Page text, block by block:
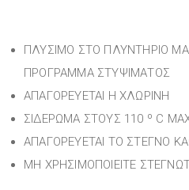
ΠΛΥΣΙΜΟ ΣΤΟ ΠΛΥΝΤΗΡΙΟ
ΠΡΟΓΡΑΜΜΑ ΣΤΥΨΙΜΑΤΟΣ
ΑΠΑΓΟΡΕΥΕΤΑΙ Η ΧΛΩΡΙΝΗ
ΣΙΔΕΡΩΜΑ ΣΤΟΥΣ 110 º C
ΑΠΑΓΟΡΕΥΕΤΑΙ ΤΟ ΣΤΕΓΝΟ
ΜΗ ΧΡΗΣΙΜΟΠΟΙΕΙΤΕ